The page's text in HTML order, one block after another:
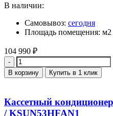
В наличии:
Самовывоз: сегодня
Площадь помещения: м2
104 990 ₽
Количество
В корзину Купить в 1 клик
Кассетный
/ KSUN53HFAN1